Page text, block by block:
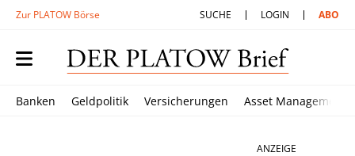
Zur PLATOW Börse SUCHE LOGIN ABO
Banken Geldpolitik Versicherungen Asset Management
ANZEIGE